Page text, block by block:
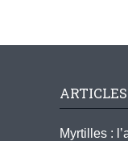
Myrtilles :